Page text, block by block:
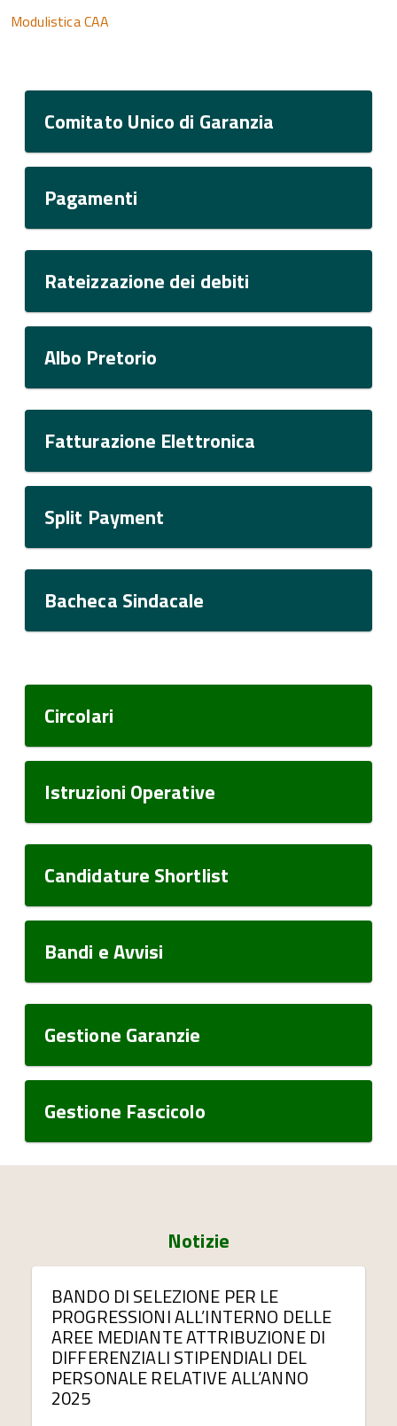
Modulistica CAA
Comitato Unico di Garanzia
Pagamenti
Rateizzazione dei debiti
Albo Pretorio
Fatturazione Elettronica
Split Payment
Bacheca Sindacale
Circolari
Istruzioni Operative
Candidature Shortlist
Bandi e Avvisi
Gestione Garanzie
Gestione Fascicolo
Notizie
BANDO DI SELEZIONE PER LE
PROGRESSIONI ALL’INTERNO DELLE
AREE MEDIANTE ATTRIBUZIONE DI
DIFFERENZIALI STIPENDIALI DEL
PERSONALE RELATIVE ALL’ANNO
2025